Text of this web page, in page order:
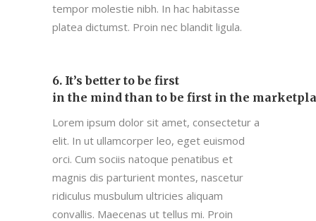
tempor molestie nibh. In hac habitasse
platea dictumst. Proin nec blandit ligula.
6. It’s better to be first
in the mind than to be first in the
Lorem ipsum dolor sit amet, consectetur a
elit. In ut ullamcorper leo, eget euismod
orci. Cum sociis natoque penatibus et
magnis dis parturient montes, nascetur
ridiculus musbulum ultricies aliquam
convallis. Maecenas ut tellus mi. Proin